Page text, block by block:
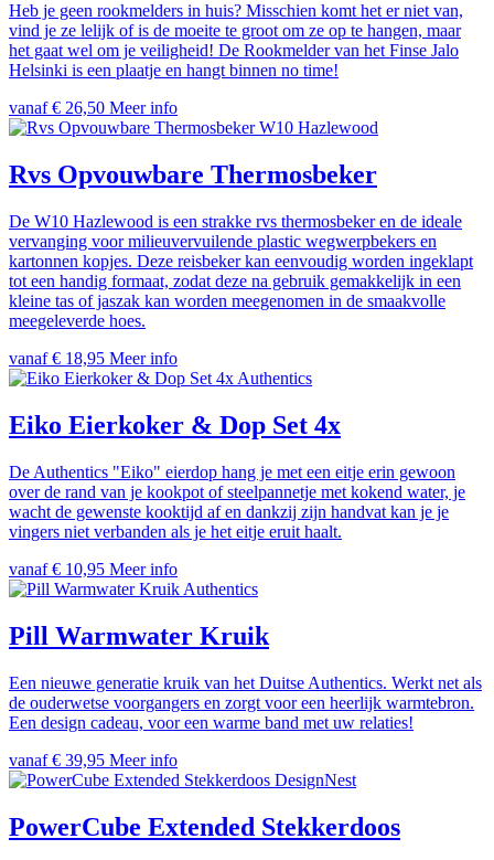
Heb je geen rookmelders in huis? Misschien komt het er niet van,
vind je ze lelijk of is de moeite te groot om ze op te hangen, maar
het gaat wel om je veiligheid! De Rookmelder van het Finse Jalo
Helsinki is een plaatje en hangt binnen no time!
vanaf € 26,50 Meer info
W10 Hazlewood
Rvs Opvouwbare Thermosbeker
De W10 Hazlewood is een strakke rvs thermosbeker en de ideale
vervanging voor milieuvervuilende plastic wegwerpbekers en
kartonnen kopjes. Deze reisbeker kan eenvoudig worden ingeklapt
tot een handig formaat, zodat deze na gebruik gemakkelijk in een
kleine tas of jaszak kan worden meegenomen in de smaakvolle
meegeleverde hoes.
vanaf € 18,95 Meer info
Authentics
Eiko Eierkoker & Dop Set 4x
De Authentics "Eiko" eierdop hang je met een eitje erin gewoon
over de rand van je kookpot of steelpannetje met kokend water, je
wacht de gewenste kooktijd af en dankzij zijn handvat kan je je
vingers niet verbanden als je het eitje eruit haalt.
vanaf € 10,95 Meer info
Authentics
Pill Warmwater Kruik
Een nieuwe generatie kruik van het Duitse Authentics. Werkt net als
de ouderwetse voorgangers en zorgt voor een heerlijk warmtebron.
Een design cadeau, voor een warme band met uw relaties!
vanaf € 39,95 Meer info
DesignNest
PowerCube Extended Stekkerdoos